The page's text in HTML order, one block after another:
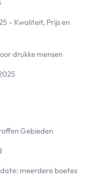
– Kwaliteit, Prijs en
drukke mensen
Gebieden
meerdere boetes